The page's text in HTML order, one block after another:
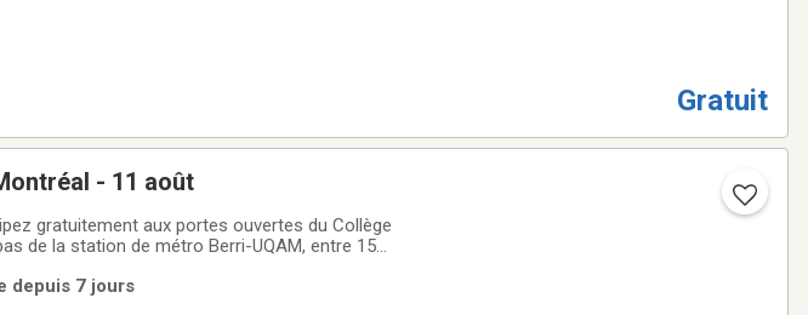
Gratuit
- 11 août
gratuitement aux portes ouvertes du Collège
de la station de métro Berri-UQAM, entre 15
depuis 7 jours